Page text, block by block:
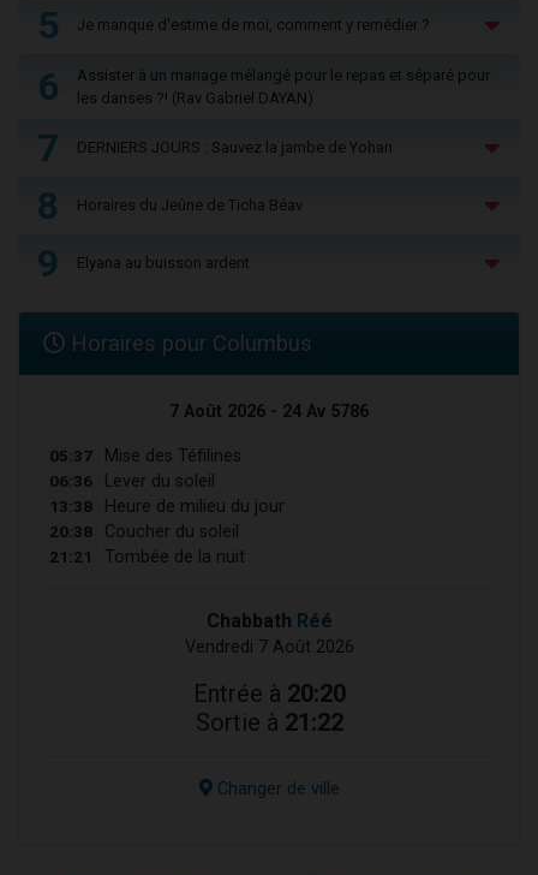
5 Je manque d'estime de moi, comment y remédier ?
6
Assister à un mariage mélangé pour le repas et séparé pour
les danses ?! (Rav Gabriel DAYAN)
7 DERNIERS JOURS : Sauvez la jambe de Yohan
8 Horaires du Jeûne de Ticha Béav
9 Elyana au buisson ardent
Horaires pour Columbus
7 Août 2026 - 24 Av 5786
05:37 Mise des Téfilines
06:36 Lever du soleil
13:38 Heure de milieu du jour
20:38 Coucher du soleil
21:21 Tombée de la nuit
Chabbath Réé
Vendredi 7 Août 2026
Entrée à 20:20
Sortie à 21:22
Changer de ville